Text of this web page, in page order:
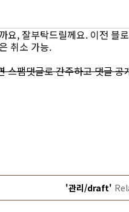
요, 잘부탁드릴께요. 이전 블
취소 가능.
스팸댓글로 간주하고 댓글 공
'관리/draft'